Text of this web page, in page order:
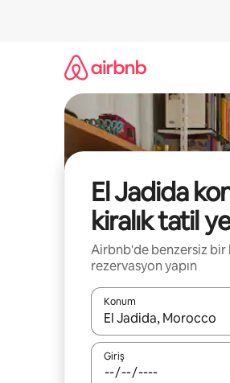
El Jadida
kiralık tatil
Airbnb'de benzersiz
rezervasyon yapın
Konum
Sonuçlar kullanılabilir
Giriş